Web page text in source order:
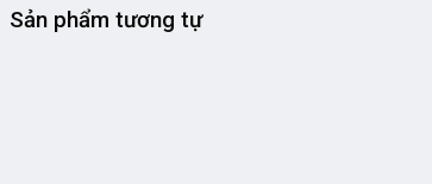
Sản phẩm tương tự